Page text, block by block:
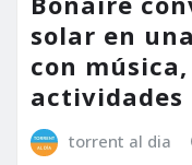
solar en
con
torrent al dia